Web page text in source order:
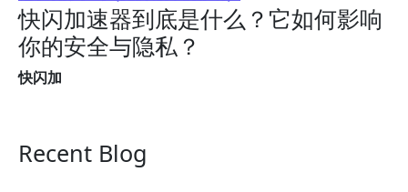
快闪加速器到底是什么？它如何影响
你的安全与隐私？
快闪加
Recent Blog